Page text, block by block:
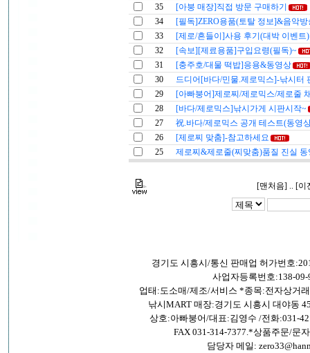
35
[아붕 매장]직접 방문 구매하기
34
[필독]ZERO용품(토탈 정보]&음악방
33
[제로/흔들이]사용 후기(대박 이벤트)
32
[속보][제료용품]구입요령(필독)~
31
[충주호/대물 떡밥]응용&동영상
30
드디어[바다/민물.제로믹스]-낚시터
29
[아빠붕어]제로찌/제로믹스/제로줄
28
[바다/제로믹스]낚시가게 시판시작~
27
祝.바다/제로믹스 공개 테스트(동영
26
[제로찌 맞춤]-참고하세요
25
제로찌&제로줄(찌맞춤)품질 진실 동
[맨처음] .. [이
경기도 시흥시/통신 판매업 허가번호
사업자등록번호:138-09-
업태:도소매/제조/서비스 *종목:전자상거
낚시MART 매장:경기도 시흥시 대야동
상호:아빠붕어/대표:김영수 /전화:031-
FAX 031-314-7377.*상품주문/문
담당자 메일: